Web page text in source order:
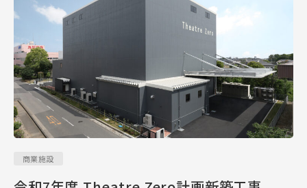
商業施設